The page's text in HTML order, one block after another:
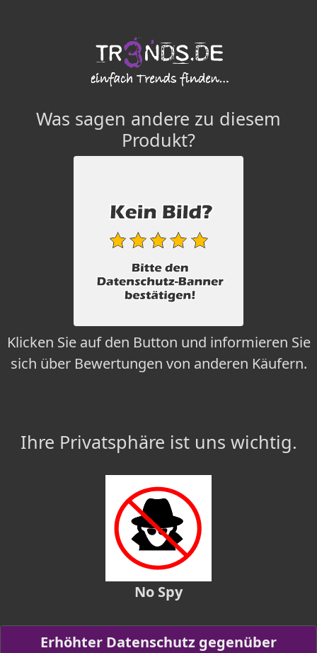
Was sagen andere zu diesem
Produkt?
Klicken Sie auf den Button und informieren Sie
sich über Bewertungen von anderen Käufern.
Ihre Privatsphäre ist uns wichtig.
No Spy
Erhöhter Datenschutz gegenüber